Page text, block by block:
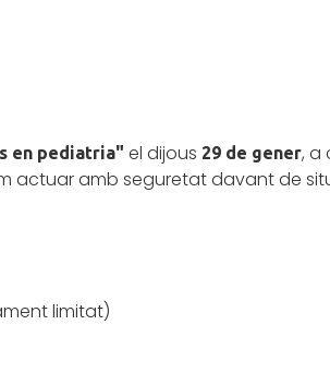
en pediatria" el dijous 29 de gener, a
actuar amb seguretat davant de
limitat)